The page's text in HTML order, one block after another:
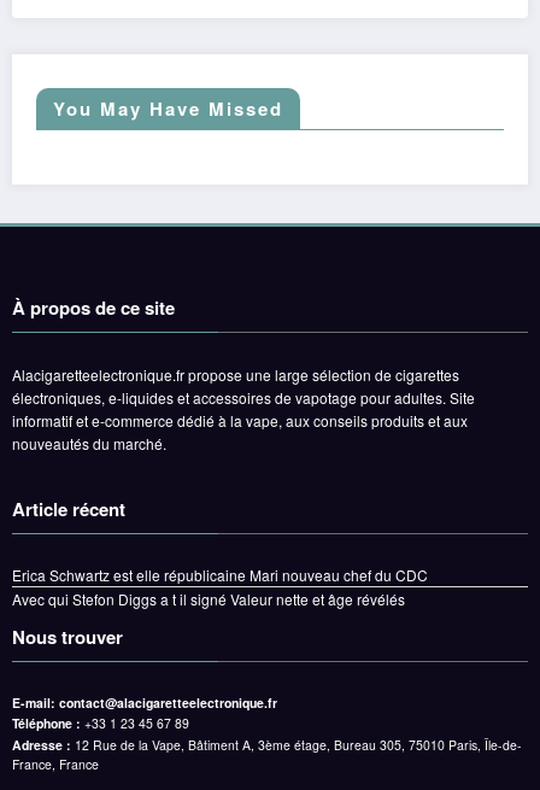
You May Have Missed
À propos de ce site
Alacigaretteelectronique.fr propose une large sélection de cigarettes
électroniques, e-liquides et accessoires de vapotage pour adultes. Site
informatif et e-commerce dédié à la vape, aux conseils produits et aux
nouveautés du marché.
Article récent
Erica Schwartz est elle républicaine Mari nouveau chef du CDC
Avec qui Stefon Diggs a t il signé Valeur nette et âge révélés
Nous trouver
E-mail: contact@alacigaretteelectronique.fr
Téléphone : +33 1 23 45 67 89
Adresse : 12 Rue de la Vape, Bâtiment A, 3ème étage, Bureau 305, 75010 Paris, Île-de-
France, France